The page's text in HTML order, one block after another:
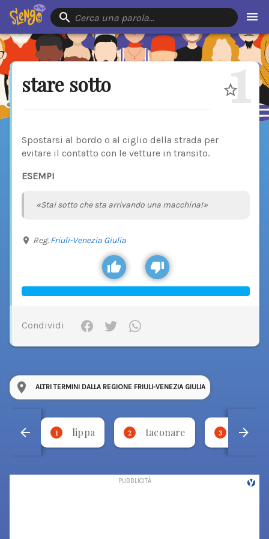
Cerca una parola…
stare sotto 1
Spostarsi al bordo o al ciglio della strada per
evitare il contatto con le vetture in transito.
ESEMPI
«Stai sotto che sta arrivando una macchina!»
Reg. Friuli-Venezia Giulia
Condividi
ALTRI TERMINI DALLA REGIONE FRIULI-VENEZIA GIULIA
1 lippa 2 taconare 3 necca